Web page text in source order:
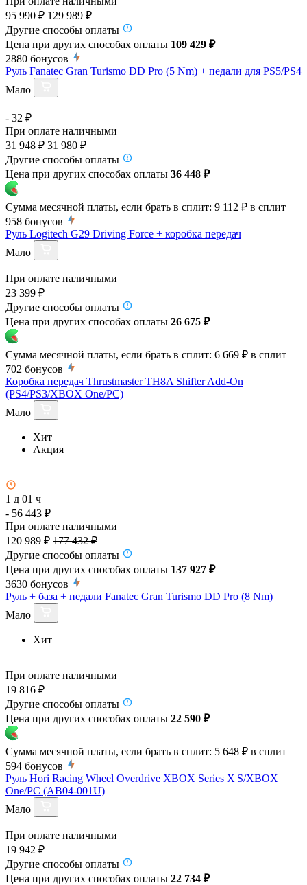
95 990 ₽ 129 989 ₽
Другие способы оплаты
Цена при других способах оплаты 109 429 ₽
2880 бонусов
Руль Fanatec Gran Turismo DD Pro (5 Nm) + педали для PS5/PS4
Мало
- 32 ₽
При оплате наличными
31 948 ₽ 31 980 ₽
Другие способы оплаты
Цена при других способах оплаты 36 448 ₽
Сумма месячной платы, если брать в сплит: 9 112 ₽ в сплит
958 бонусов
Руль Logitech G29 Driving Force + коробка передач
Мало
При оплате наличными
23 399 ₽
Другие способы оплаты
Цена при других способах оплаты 26 675 ₽
Сумма месячной платы, если брать в сплит: 6 669 ₽ в сплит
702 бонусов
Коробка передач Thrustmaster TH8A Shifter Add-On
(PS4/PS3/XBOX One/PC)
Мало
Хит
Акция
1 д 01 ч
- 56 443 ₽
При оплате наличными
120 989 ₽ 177 432 ₽
Другие способы оплаты
Цена при других способах оплаты 137 927 ₽
3630 бонусов
Руль + база + педали Fanatec Gran Turismo DD Pro (8 Nm)
Мало
Хит
При оплате наличными
19 816 ₽
Другие способы оплаты
Цена при других способах оплаты 22 590 ₽
Сумма месячной платы, если брать в сплит: 5 648 ₽ в сплит
594 бонусов
Руль Hori Racing Wheel Overdrive XBOX Series X|S/XBOX
One/PC (AB04-001U)
Мало
При оплате наличными
19 942 ₽
Другие способы оплаты
Цена при других способах оплаты 22 734 ₽